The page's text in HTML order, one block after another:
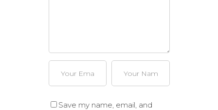
Save my name, email, and